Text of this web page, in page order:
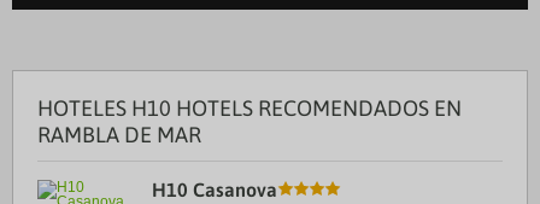
HOTELES H10 HOTELS RECOMENDADOS EN
RAMBLA DE MAR
H10 Casanova